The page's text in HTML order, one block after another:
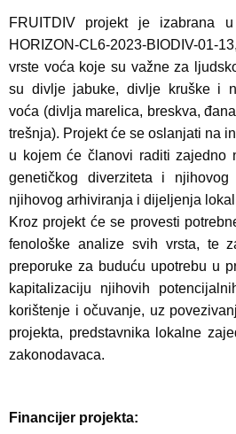
FRUITDIV projekt je izabrana
HORIZON-CL6-2023-BIODIV-01-
vrste voća koje su važne za
su divlje jabuke, divlje kruške i
voća (divlja marelica, breskva,
trešnja). Projekt će se oslanjati na
u kojem će članovi raditi zajedno
genetičkog diverziteta i
njihovog arhiviranja i dijeljenja
Kroz projekt će se provesti
fenološke analize svih vrsta, te
preporuke za buduću upotrebu u
kapitalizaciju njihovih
korištenje i očuvanje, uz
projekta, predstavnika lokalne
zakonodavaca.
Financijer projekta: